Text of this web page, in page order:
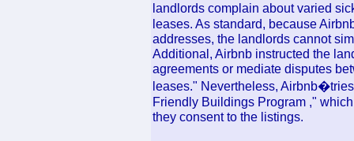
landlords complain about varied
leases. As standard, because
addresses, the landlords cannot
Additional, Airbnb instructed the
agreements or mediate disputes
leases." Nevertheless,
Friendly Buildings Program ,"
they consent to the listings.